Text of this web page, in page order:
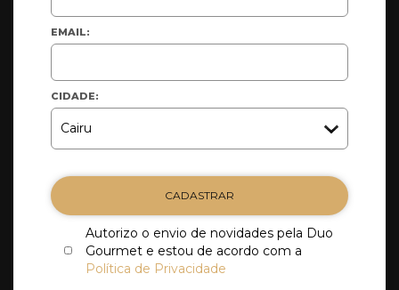
EMAIL:
CIDADE:
CADASTRAR
Autorizo o envio de novidades pela Duo
Gourmet e estou de acordo com a
Política de Privacidade